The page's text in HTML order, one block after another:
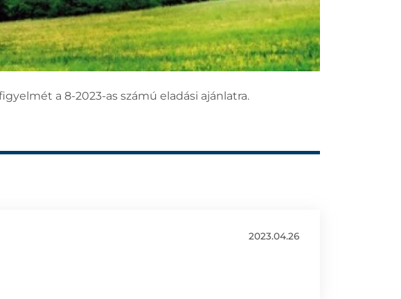
a 8-2023-as számú eladási ajánlatra.
2023.04.26